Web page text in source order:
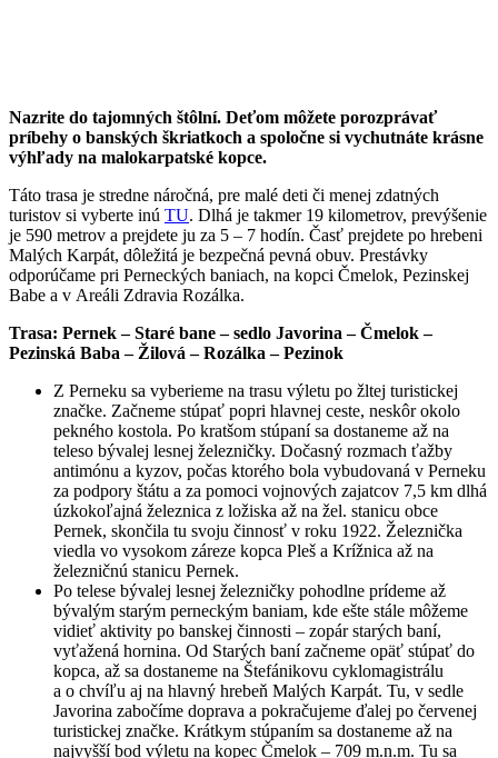
Nazrite do tajomných štôlní. Deťom môžete porozprávať
príbehy o banských škriatkoch a spoločne si vychutnáte krásne
výhľady na malokarpatské kopce.
Táto trasa je stredne náročná, pre malé deti či menej zdatných
turistov si vyberte inú TU. Dlhá je takmer 19 kilometrov, prevýšenie
je 590 metrov a prejdete ju za 5 – 7 hodín. Časť prejdete po hrebeni
Malých Karpát, dôležitá je bezpečná pevná obuv. Prestávky
odporúčame pri Perneckých baniach, na kopci Čmelok, Pezinskej
Babe a v Areáli Zdravia Rozálka.
Trasa: Pernek – Staré bane – sedlo Javorina – Čmelok –
Pezinská Baba – Žilová – Rozálka – Pezinok
Z Perneku sa vyberieme na trasu výletu po žltej turistickej
značke. Začneme stúpať popri hlavnej ceste, neskôr okolo
pekného kostola. Po kratšom stúpaní sa dostaneme až na
teleso bývalej lesnej železničky. Dočasný rozmach ťažby
antimónu a kyzov, počas ktorého bola vybudovaná v Perneku
za podpory štátu a za pomoci vojnových zajatcov 7,5 km dlhá
úzkokoľajná železnica z ložiska až na žel. stanicu obce
Pernek, skončila tu svoju činnosť v roku 1922. Železnička
viedla vo vysokom záreze kopca Pleš a Krížnica až na
železničnú stanicu Pernek.
Po telese bývalej lesnej železničky pohodlne prídeme až
bývalým starým perneckým baniam, kde ešte stále môžeme
vidieť aktivity po banskej činnosti – zopár starých baní,
vyťažená hornina. Od Starých baní začneme opäť stúpať do
kopca, až sa dostaneme na Štefánikovu cyklomagistrálu
a o chvíľu aj na hlavný hrebeň Malých Karpát. Tu, v sedle
Javorina zabočíme doprava a pokračujeme ďalej po červenej
turistickej značke. Krátkym stúpaním sa dostaneme až na
najvyšší bod výletu na kopec Čmelok – 709 m.n.m. Tu sa